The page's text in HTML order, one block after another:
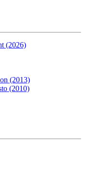
(2026)
(2013)
(2010)